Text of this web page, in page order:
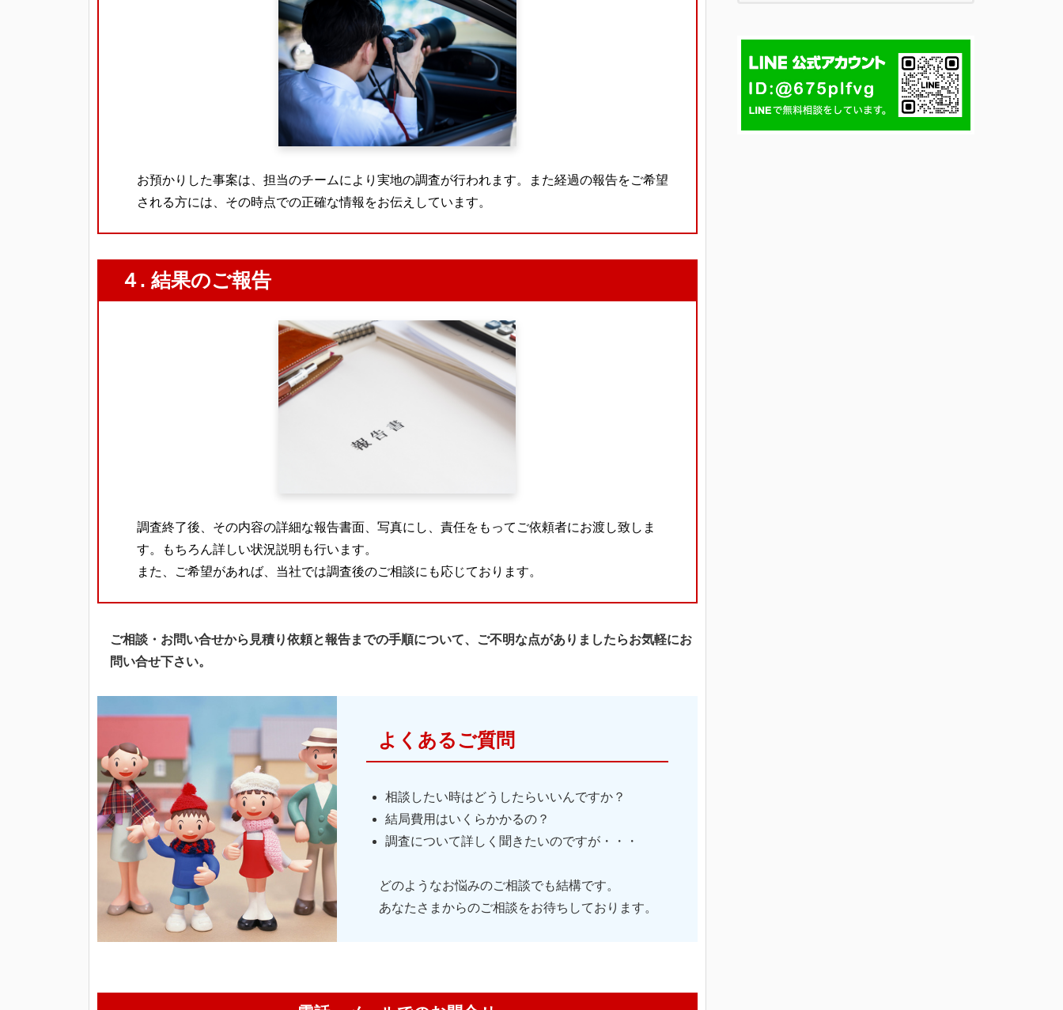
お預かりした事案は、担当のチームにより実地の調査が行われます。また経過の報告をご希望
される方には、その時点での正確な情報をお伝えしています。
４. 結果のご報告
調査終了後、その内容の詳細な報告書面、写真にし、責任をもってご依頼者にお渡し致しま
す。もちろん詳しい状況説明も行います。
また、ご希望があれば、当社では調査後のご相談にも応じております。
ご相談・お問い合せから見積り依頼と報告までの手順について、ご不明な点がありましたらお気軽にお
問い合せ下さい。
よくあるご質問
相談したい時はどうしたらいいんですか？
結局費用はいくらかかるの？
調査について詳しく聞きたいのですが・・・
どのようなお悩みのご相談でも結構です。
あなたさまからのご相談をお待ちしております。